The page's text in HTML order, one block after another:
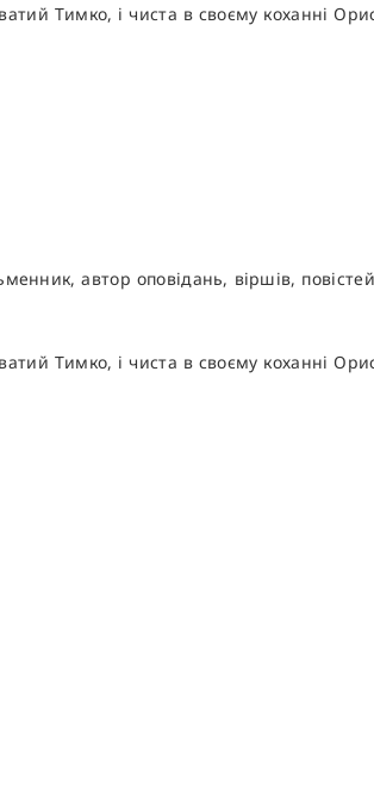
Тимко, і чиста в своєму коханні
автор оповідань, віршів,
Тимко, і чиста в своєму коханні